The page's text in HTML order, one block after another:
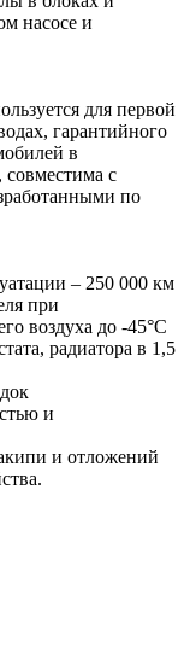
насосе и
для первой
гарантийного
в
с
по
– 250 000 км
при
воздуха до -45°С
радиатора в 1,5
и
и отложений